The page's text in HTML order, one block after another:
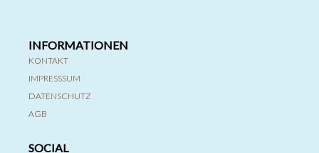
INFORMATIONEN
KONTAKT
IMPRESSSUM
DATENSCHUTZ
AGB
SOCIAL